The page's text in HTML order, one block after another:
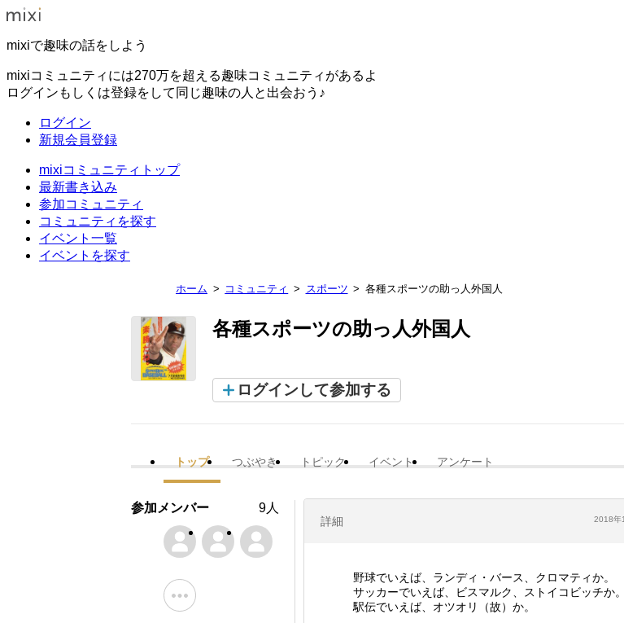
mixiで趣味の話をしよう
mixiコミュニティには270万を超える趣味コミュニティがあるよ
ログインもしくは登録をして同じ趣味の人と出会おう♪
ログイン
新規会員登録
mixiコミュニティトップ
最新書き込み
参加コミュニティ
コミュニティを探す
イベント一覧
イベントを探す
ホーム コミュニティ スポーツ 各種スポーツの助っ人外国人
各種スポーツの助っ人外国人
ログインして参加する
トップ つぶやき トピック イベント アンケート
詳細 2018年
野球でいえば、ランディ・バース、クロマティか。
サッカーでいえば、ビスマルク、ストイコビッチか。
駅伝でいえば、オツオリ（故）か。
参加メンバー 9人